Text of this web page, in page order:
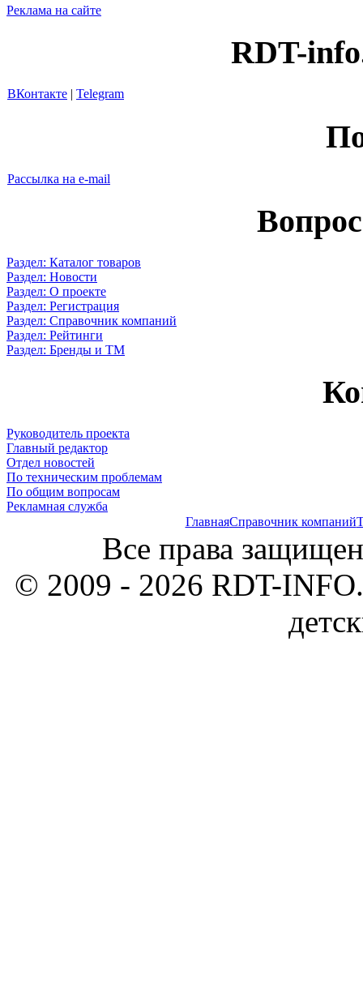
Реклама на сайте
RDT-
ВКонтакте | Telegram
Рассылка на e-mail
Раздел: Каталог товаров
Раздел: Новости
Раздел: О проекте
Раздел: Регистрация
Раздел: Справочник компаний
Раздел: Рейтинги
Раздел: Бренды и ТМ
Руководитель проекта
Главный редактор
Отдел новостей
По техническим проблемам
По общим вопросам
Рекламная служба
ГлавнаяСправочник компаний
Все права
© 2009 - 2026 RDT-